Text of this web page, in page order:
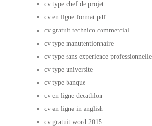
cv type chef de projet
cv en ligne format pdf
cv gratuit technico commercial
cv type manutentionnaire
cv type sans experience professionnelle
cv type universite
cv type banque
cv en ligne decathlon
cv en ligne in english
cv gratuit word 2015